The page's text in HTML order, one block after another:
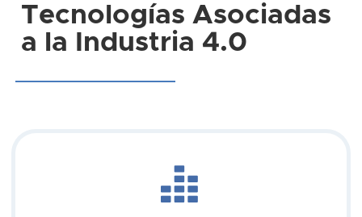
Tecnologías Asociadas
a la Industria 4.0